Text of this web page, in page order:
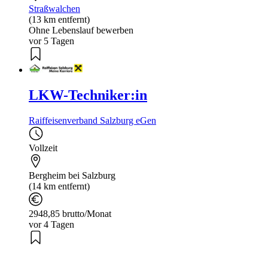
Straßwalchen
(13 km entfernt)
Ohne Lebenslauf bewerben
vor 5 Tagen
LKW-Techniker:in
Raiffeisenverband Salzburg eGen
Vollzeit
Bergheim bei Salzburg
(14 km entfernt)
2948,85 brutto/Monat
vor 4 Tagen